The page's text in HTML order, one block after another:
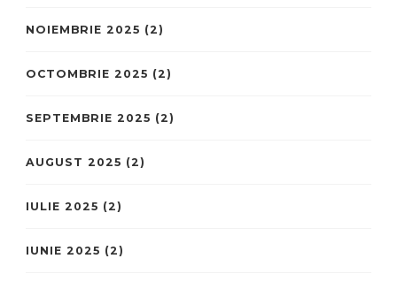
NOIEMBRIE 2025 (2)
OCTOMBRIE 2025 (2)
SEPTEMBRIE 2025 (2)
AUGUST 2025 (2)
IULIE 2025 (2)
IUNIE 2025 (2)